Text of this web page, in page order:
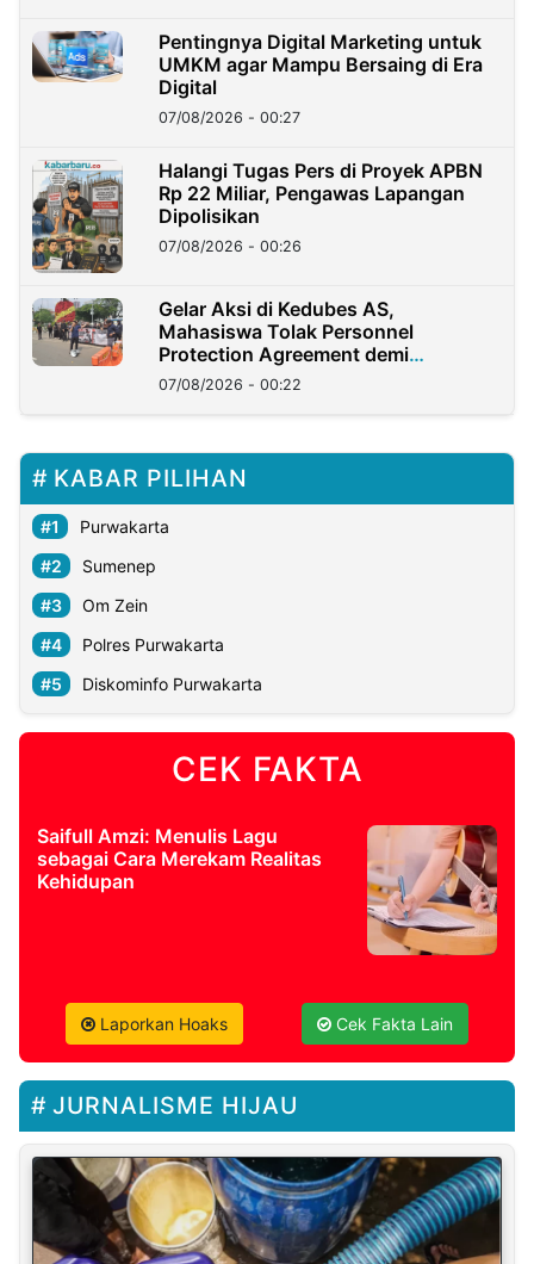
Pentingnya Digital Marketing untuk
UMKM agar Mampu Bersaing di Era
Digital
07/08/2026 - 00:27
Halangi Tugas Pers di Proyek APBN
Rp 22 Miliar, Pengawas Lapangan
Dipolisikan
07/08/2026 - 00:26
Gelar Aksi di Kedubes AS,
Mahasiswa Tolak Personnel
Protection Agreement demi
Kedaulatan Negara
07/08/2026 - 00:22
KABAR PILIHAN
Purwakarta
Sumenep
Om Zein
Polres Purwakarta
Diskominfo Purwakarta
CEK FAKTA
Saifull Amzi: Menulis Lagu
sebagai Cara Merekam Realitas
Kehidupan
Laporkan Hoaks Cek Fakta Lain
JURNALISME HIJAU